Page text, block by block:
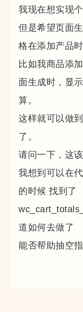
我现在想实现
但是希望页面
格在添加产品
比如我商品添
面生成时，显
算。
这样就可以做
了。
请问一下，这
我想到可以在
的时候 找到了
道如何去做了
能否帮助抽空